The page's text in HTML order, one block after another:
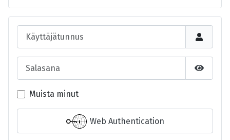
Käyttäjätunnus
Salasana
Näytä
Muista minut
Web Authentication